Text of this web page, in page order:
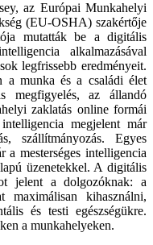
az Európai Munkahelyi
(EU-OSHA) szakértője
mutatták be a digitális
alkalmazásával
legfrissebb eredményeit.
a munka és a családi élet
megfigyelés, az állandó
zaklatás online formái
megjelent már
szállítmányozás. Egyes
mesterséges intelligencia
üzenetekkel. A digitális
jelent a dolgozóknak: a
maximálisan kihasználni,
és testi egészségükre.
a munkahelyeken.